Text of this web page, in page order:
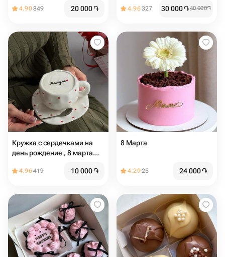
4.90849 20 000֏ 4.96327 30 000֏40 000֏
Кружка с сердечками на
день рождение , 8 марта
4.96419 10 000֏
8 Марта
4.2925 24 000֏